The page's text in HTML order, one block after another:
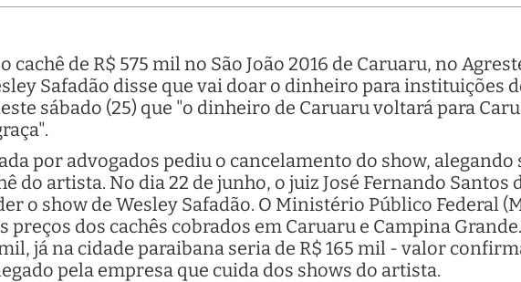
cachê de R$ 575 mil no São João 2016 de Caruaru, no
Safadão disse que vai doar o dinheiro para instituições
sábado (25) que "o dinheiro de Caruaru voltará para
por advogados pediu o cancelamento do show, alegando
do artista. No dia 22 de junho, o juiz José Fernando Santos
o show de Wesley Safadão. O Ministério Público Federal
dos cachês cobrados em Caruaru e Campina
já na cidade paraibana seria de R$ 165 mil - valor
pela empresa que cuida dos shows do artista.